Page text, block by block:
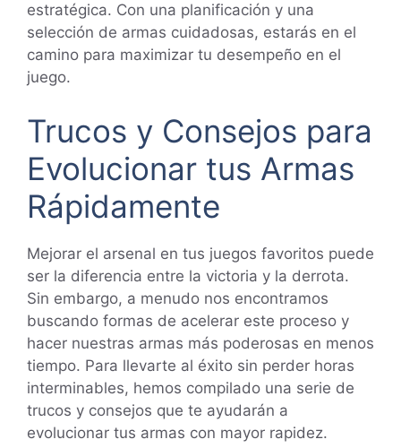
estratégica. Con una planificación y una
selección de armas cuidadosas, estarás en el
camino para maximizar tu desempeño en el
juego.
Trucos y Consejos para
Evolucionar tus Armas
Rápidamente
Mejorar el arsenal en tus juegos favoritos puede
ser la diferencia entre la victoria y la derrota.
Sin embargo, a menudo nos encontramos
buscando formas de acelerar este proceso y
hacer nuestras armas más poderosas en menos
tiempo. Para llevarte al éxito sin perder horas
interminables, hemos compilado una serie de
trucos y consejos que te ayudarán a
evolucionar tus armas con mayor rapidez.